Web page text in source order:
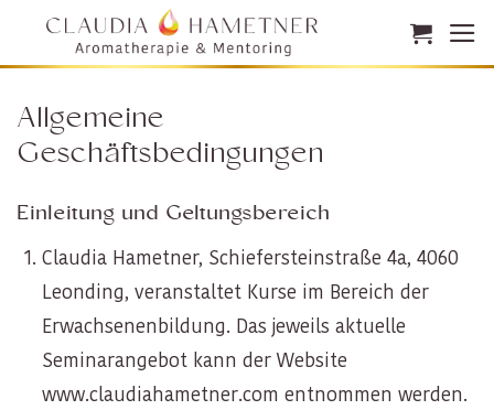
Allgemeine
Geschäftsbedingungen
Einleitung und Geltungsbereich
Claudia Hametner, Schiefersteinstraße 4a, 4060
Leonding, veranstaltet Kurse im Bereich der
Erwachsenenbildung. Das jeweils aktuelle
Seminarangebot kann der Website
www.claudiahametner.com entnommen werden.